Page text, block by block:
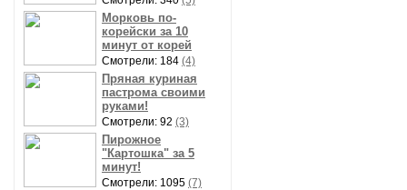
Морковь по-
корейски за 10
минут от корей
Смотрели: 184 (4)
Пряная куриная
пастрома своими
руками!
Смотрели: 92 (3)
Пирожное
"Картошка" за 5
минут!
Смотрели: 1095 (7)